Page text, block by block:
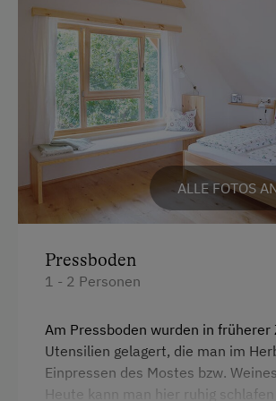
ALLE FOTOS
Pressboden
1 - 2 Personen
Am Pressboden wurden in früherer
Utensilien gelagert, die man im
Einpressen des Mostes bzw.
Heute kann man hier ruhig